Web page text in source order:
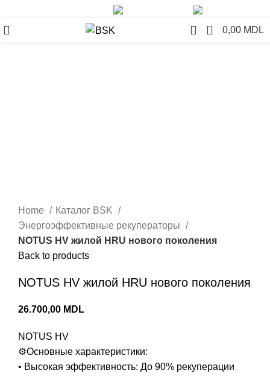
0 0,00 MDL
Home
Каталог BSK
Энергоэффективные рекуператоры
NOTUS HV жилой HRU нового поколения
Back to products
NOTUS HV жилой HRU нового поколения
26.700,00 MDL
NOTUS HV
⚙️Основные характеристики:
• Высокая эффективность: До 90% рекуперации